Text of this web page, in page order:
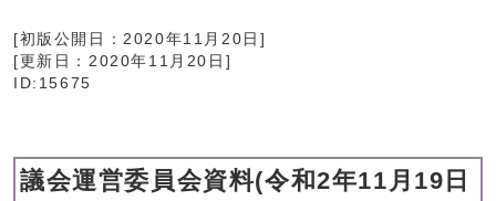
[初版公開日：2020年11月20日 ]
[更新日： 2020年11月20日 ]
ID:15675
議会運営委員会資料(令和2年11月19日